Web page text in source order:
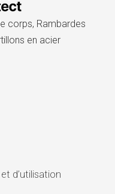
corps, Rambardes
en acier​
d’utilisation